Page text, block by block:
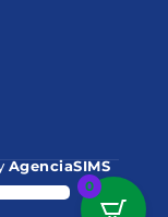
AgenciaSIMS
0